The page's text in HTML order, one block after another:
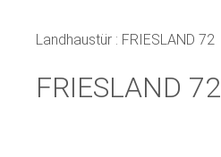
Landhaustür : FRIESLAND 72
FRIESLAND 72